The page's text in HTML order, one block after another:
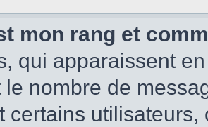
mon rang et
qui apparaissent
le nombre de
certains